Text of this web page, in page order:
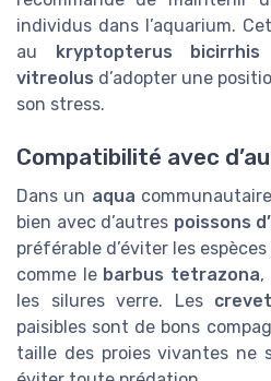
individus dans l’aquarium.
au kryptopterus bicirrhis
vitreolus d’adopter une
son stress.
Compatibilité avec
Dans un aqua
bien avec d’autres poissons
préférable d’éviter les
comme le barbus tetrazona,
les silures verre. Les
paisibles sont de bons
taille des proies vivantes ne